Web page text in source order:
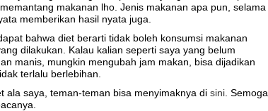
makanan lho. Jenis makanan apa pun, selama
memberikan hasil nyata juga.
bahwa diet berarti tidak boleh konsumsi makanan
dilakukan. Kalau kalian seperti saya yang belum
manis, mungkin mengubah jam makan, bisa dijadikan
terlalu berlebihan.
ala saya, teman-teman bisa menyimaknya di sini . Semoga